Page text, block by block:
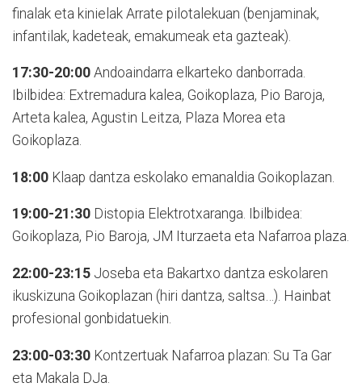
finalak eta kinielak Arrate pilotalekuan (benjaminak,
infantilak, kadeteak, emakumeak eta gazteak).
17:30-20:00 Andoaindarra elkarteko danborrada.
Ibilbidea: Extremadura kalea, Goikoplaza, Pio Baroja,
Arteta kalea, Agustin Leitza, Plaza Morea eta
Goikoplaza.
18:00 Klaap dantza eskolako emanaldia Goikoplazan.
19:00-21:30 Distopia Elektrotxaranga. Ibilbidea:
Goikoplaza, Pio Baroja, JM Iturzaeta eta Nafarroa plaza.
22:00-23:15 Joseba eta Bakartxo dantza eskolaren
ikuskizuna Goikoplazan (hiri dantza, saltsa…). Hainbat
profesional gonbidatuekin.
23:00-03:30 Kontzertuak Nafarroa plazan: Su Ta Gar
eta Makala DJa.